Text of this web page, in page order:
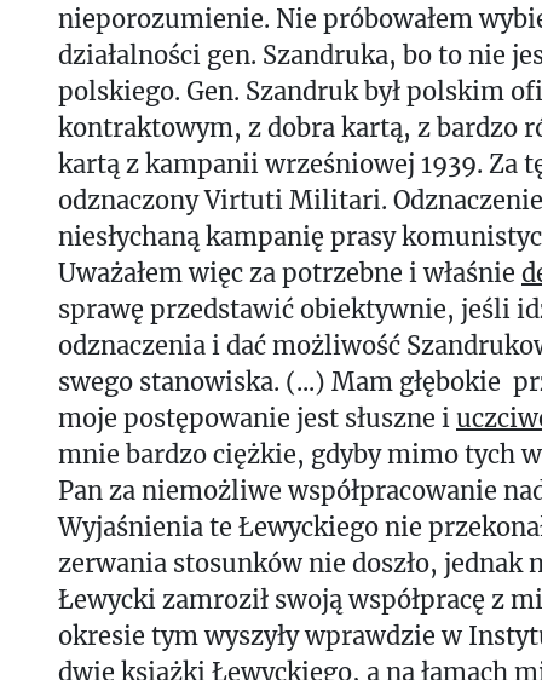
nieporozumienie. Nie próbowałem
działalności gen. Szandruka, bo to nie
polskiego. Gen. Szandruk był polskim
kontraktowym, z dobra kartą, z bardzo
kartą z kampanii wrześniowej 1939. Za
odznaczony Virtuti Militari.
niesłychaną kampanię prasy
Uważałem więc za potrzebne i właśnie
sprawę przedstawić obiektywnie, jeśli
odznaczenia i dać możliwość
swego stanowiska. (...) Mam głębokie
moje postępowanie jest słuszne i
mnie bardzo ciężkie, gdyby mimo tych
Pan za niemożliwe współpracowanie
Wyjaśnienia te Łewyckiego nie
zerwania stosunków nie doszło, jednak
Łewycki zamroził swoją współpracę z
okresie tym wyszyły wprawdzie w
dwie książki Łewyckiego, a na łamach